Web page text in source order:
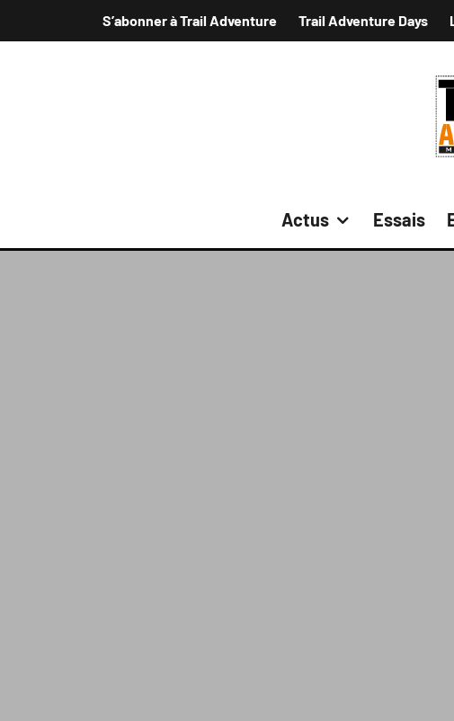
S’abonner à Trail Adventure Trail Adventure Days
Actus Essais